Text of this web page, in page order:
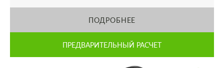
ПОДРОБНЕЕ
ПРЕДВАРИТЕЛЬНЫЙ РАСЧЕТ